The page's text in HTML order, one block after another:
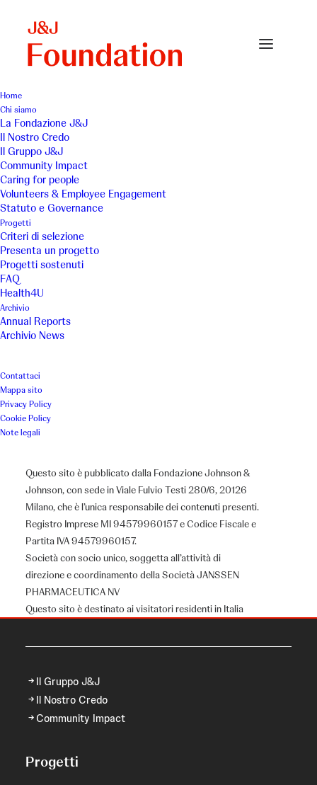
Home
Chi siamo
La Fondazione J&J
Il Nostro Credo
Il Gruppo J&J
Community Impact
Caring for people
Volunteers & Employee Engagement
Statuto e Governance
Progetti
Criteri di selezione
Presenta un progetto
Progetti sostenuti
FAQ
Health4U
Archivio
Annual Reports
Archivio News
Contattaci
Mappa sito
Privacy Policy
Cookie Policy
Note legali
Questo sito è pubblicato dalla Fondazione Johnson &
Johnson, con sede in Viale Fulvio Testi 280/6, 20126
Milano, che è l’unica responsabile dei contenuti presenti.
Registro Imprese MI 94579960157 e Codice Fiscale e
Partita IVA 94579960157.
Società con socio unico, soggetta all’attività di
direzione e coordinamento della Società JANSSEN
PHARMACEUTICA NV
Questo sito è destinato ai visitatori residenti in Italia
Home
Chi siamo
Il Gruppo J&J
Il Nostro Credo
Community Impact
Progetti